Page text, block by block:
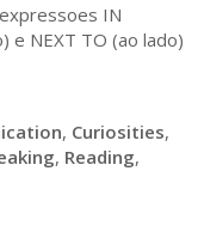
IN
e NEXT TO (ao lado)
, Curiosities,
, Reading,